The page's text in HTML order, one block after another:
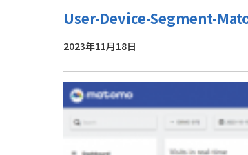
User-Device-Segment-
2023年11月18日